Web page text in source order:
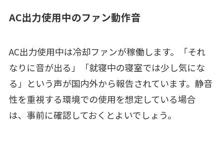
AC出力使用中のファン動作音
AC出力使用中は冷却ファンが稼働します。「それ
なりに音が出る」「就寝中の寝室では少し気にな
る」という声が国内外から報告されています。静音
性を重視する環境での使用を想定している場合
は、事前に確認しておくとよいでしょう。